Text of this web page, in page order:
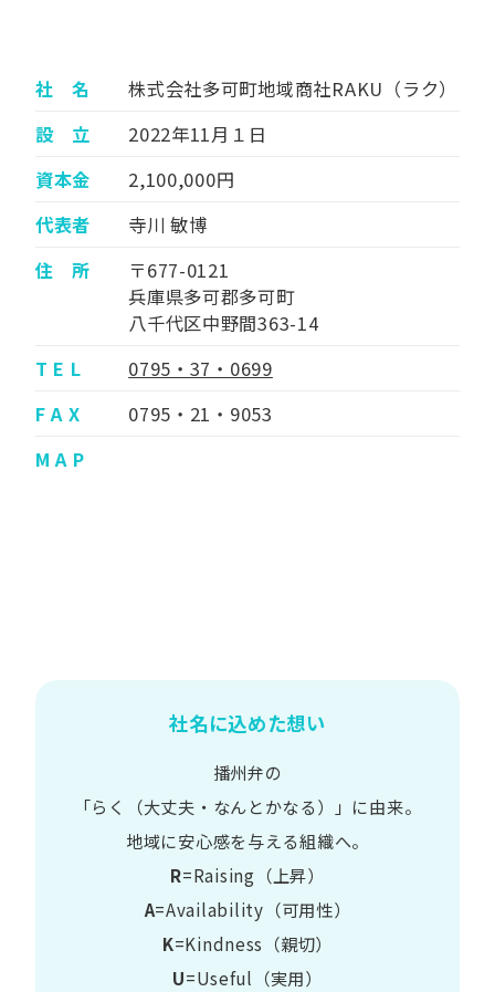
社 名
株式会社多可町地域商社RAKU（ラク）
設 立
2022年11月１日
資本金
2,100,000円
代表者
寺川 敏博
住 所
〒677-0121
兵庫県多可郡多可町
八千代区中野間363-14
T E L
0795・37・0699
F A X
0795・21・9053
M A P
社名に込めた想い
播州弁の
​「らく​（大丈夫・なんとかなる）」に​由来。
地域に​安心感を​与える​組織へ。
R=Raising（上昇）
A=Availability​（可用性）
K=Kindness​（親切）
U=Useful​（実用）​